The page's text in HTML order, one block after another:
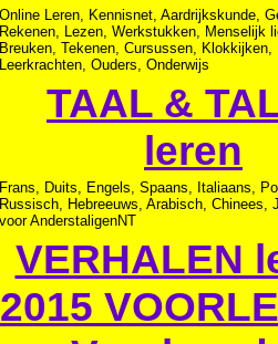
Online Leren, Kennisnet, Aardrijkskunde,
Rekenen, Lezen, Werkstukken, Menselijk
Breuken, Tekenen, Cursussen, Klokkijken,
Leerkrachten, Ouders, Onderwijs
TAAL &
leren
Frans, Duits, Engels, Spaans, Italiaans,
Russisch, Hebreeuws, Arabisch, Chinees,
voor AnderstaligenNT
VERHALEN
2015